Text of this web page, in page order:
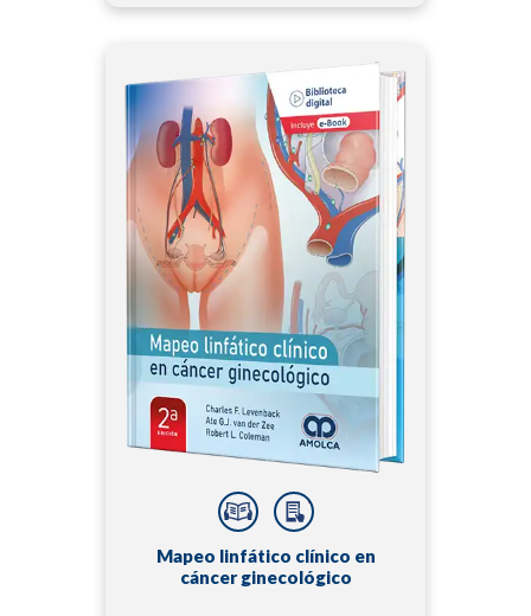
Mapeo linfático clínico en
cáncer ginecológico